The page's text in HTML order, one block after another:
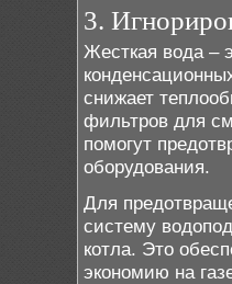
3.
Жесткая вода –
снижает
фильтров для
помогут
оборудования.
Для
систему
котла. Это
экономию на